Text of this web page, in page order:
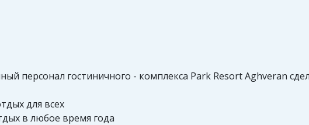
персонал гостиничного - комплекса Park Resort Aghveran
для всех
в любое время года